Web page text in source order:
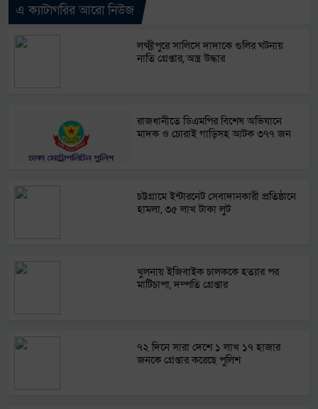
এ ক্যাটাগরির আরো নিউজ
লক্ষ্মীপুরে সালিসে দাদাকে গুলির ঘটনায়
নাতি গ্রেপ্তার, অস্ত্র উদ্ধার
রাজধানীতে ডিএমপির বিশেষ অভিযানে
মাদক ও চোরাই গাড়িসহ আটক ৩৭৭ জন
চট্টগ্রামে ইন্টারনেট সেবাদানকারী প্রতিষ্ঠানে
হামলা, ৩৫ লাখ টাকা লুট
খুলনায় ইজিবাইক চালককে হত্যার পর
মাটিচাপা, দম্পতি গ্রেপ্তার
৭২ দিনে সারা দেশে ১ লাখ ১৭ হাজার
জনকে গ্রেপ্তার করেছে পুলিশ